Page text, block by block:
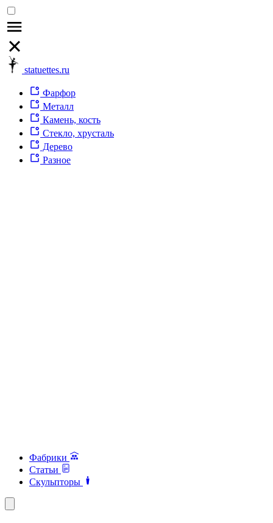
statuettes.ru
Фарфор
Металл
Камень, кость
Стекло, хрусталь
Дерево
Разное
Фабрики
Статьи
Скульпторы